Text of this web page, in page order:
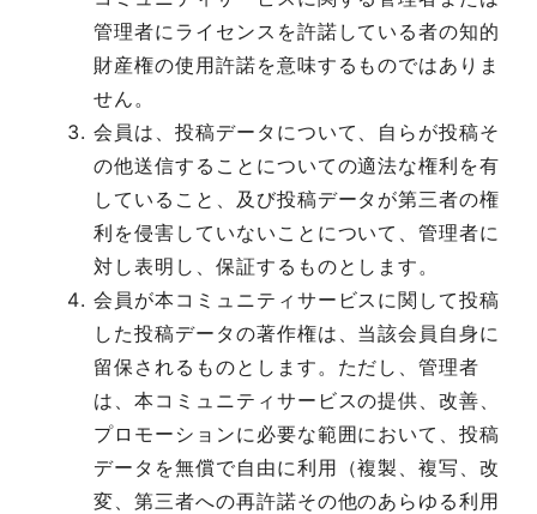
管理者にライセンスを許諾している者の知的
財産権の使用許諾を意味するものではありま
せん。
会員は、投稿データについて、自らが投稿そ
の他送信することについての適法な権利を有
していること、及び投稿データが第三者の権
利を侵害していないことについて、管理者に
対し表明し、保証するものとします。
会員が本コミュニティサービスに関して投稿
した投稿データの著作権は、当該会員自身に
留保されるものとします。ただし、管理者
は、本コミュニティサービスの提供、改善、
プロモーションに必要な範囲において、投稿
データを無償で自由に利用（複製、複写、改
変、第三者への再許諾その他のあらゆる利用